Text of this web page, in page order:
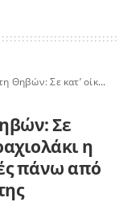
– Σχεδόν τρεις φορές πάνω από το όριο το αλκοόλ στο αίμα της
Σε
η
πάνω από